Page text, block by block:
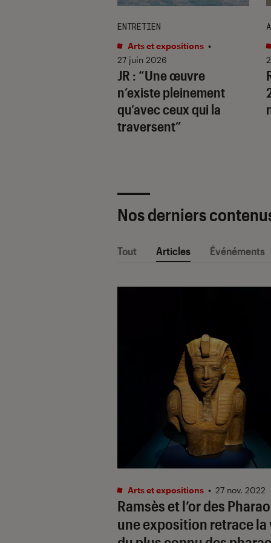
JR : “Une œuvre
n’existe pleinement
qu’avec ceux qui la
traversent”
ENTRETIEN
Arts et expositions •
27 juin 2026
Nos derniers
Tout Articles Événéments
Ramsès et l’or des
une exposition retrace la
Arts et expositions • 27 nov. 2022